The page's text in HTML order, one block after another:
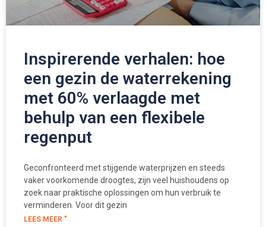
Inspirerende verhalen: hoe
een gezin de waterrekening
met 60% verlaagde met
behulp van een flexibele
regenput
Geconfronteerd met stijgende waterprijzen en steeds
vaker voorkomende droogtes, zijn veel huishoudens op
zoek naar praktische oplossingen om hun verbruik te
verminderen. Voor dit gezin
LEES MEER "